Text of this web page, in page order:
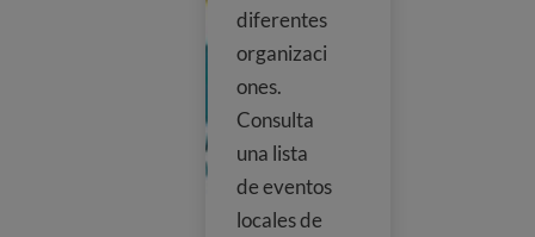
diferentes
organizaci
ones.
Consulta
una lista
de eventos
locales de